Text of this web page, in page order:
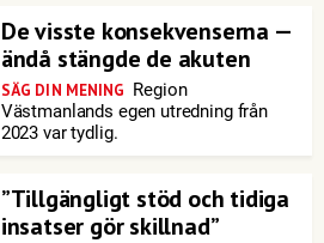
De visste konsekvenserna —
ändå stängde de akuten
SÄG DIN MENING Region
Västmanlands egen utredning från
2023 var tydlig.
”Tillgängligt stöd och tidiga
insatser gör skillnad”